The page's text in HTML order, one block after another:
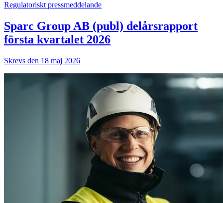
Regulatoriskt pressmeddelande
Sparc Group AB (publ) delårsrapport
första kvartalet 2026
Skrevs den 18 maj 2026